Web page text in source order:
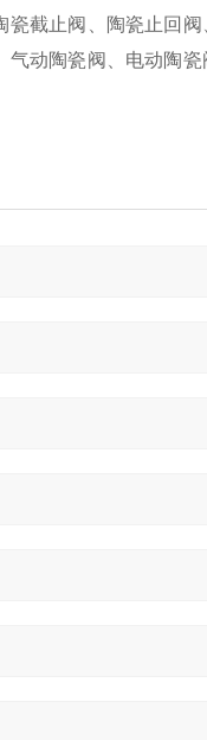
截止阀、陶瓷止回
动陶瓷阀、电动陶